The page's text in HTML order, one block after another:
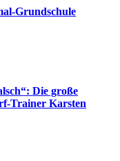
Grundschule
Die große
Trainer Karsten